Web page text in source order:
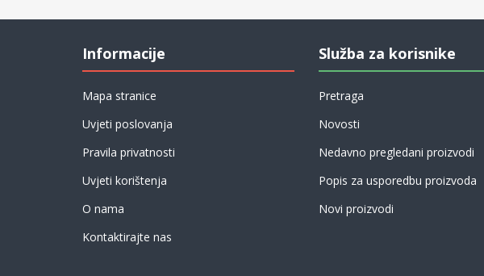
Informacije
Mapa stranice
Uvjeti poslovanja
Pravila privatnosti
Uvjeti korištenja
O nama
Kontaktirajte nas
Služba za korisnike
Pretraga
Novosti
Nedavno pregledani proizvodi
Popis za usporedbu proizvoda
Novi proizvodi